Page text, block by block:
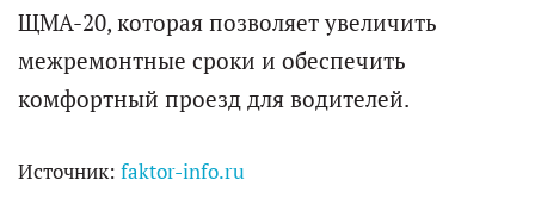
ЩМА-20, которая позволяет увеличить
межремонтные сроки и обеспечить
комфортный проезд для водителей.
Источник: faktor-info.ru